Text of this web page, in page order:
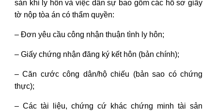
sản khi ly hôn và việc dân sự bao gồm các hồ sơ giấy
tờ nộp tòa án có thẩm quyền:
– Đơn yêu cầu công nhận thuận tình ly hôn;
– Giấy chứng nhận đăng ký kết hôn (bản chính);
– Căn cước công dân/hộ chiếu (bản sao có chứng
thực);
– Các tài liệu, chứng cứ khác chứng minh tài sản